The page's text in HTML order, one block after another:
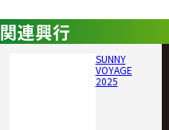
関連興行
SUNNY
VOYAGE
2025